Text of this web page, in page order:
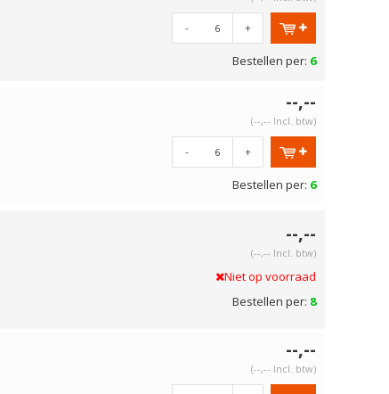
- +
Bestellen per: 6
--,--
(--,-- Incl. btw)
- +
Bestellen per: 6
--,--
(--,-- Incl. btw)
Niet op voorraad
Bestellen per: 8
--,--
(--,-- Incl. btw)